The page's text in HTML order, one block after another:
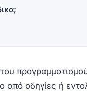
προγραμματισμού
από οδηγίες ή